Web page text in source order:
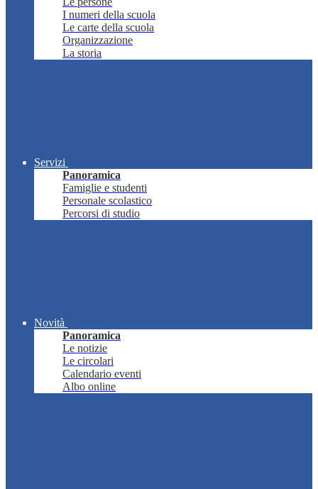
I numeri della scuola
Le carte della scuola
Organizzazione
La storia
Servizi
Panoramica
Famiglie e studenti
Personale scolastico
Percorsi di studio
Novità
Panoramica
Le notizie
Le circolari
Calendario eventi
Albo online